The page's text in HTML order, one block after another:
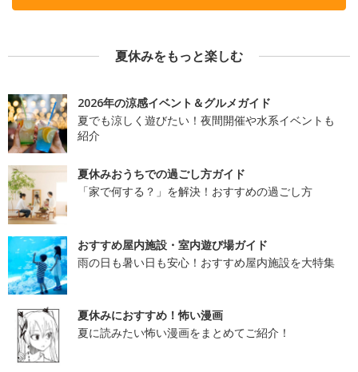
夏休みをもっと楽しむ
2026年の涼感イベント＆グルメガイド
夏でも涼しく遊びたい！夜間開催や水系イベントも
紹介
夏休みおうちでの過ごし方ガイド
「家で何する？」を解決！おすすめの過ごし方
おすすめ屋内施設・室内遊び場ガイド
雨の日も暑い日も安心！おすすめ屋内施設を大特集
夏休みにおすすめ！怖い漫画
夏に読みたい怖い漫画をまとめてご紹介！